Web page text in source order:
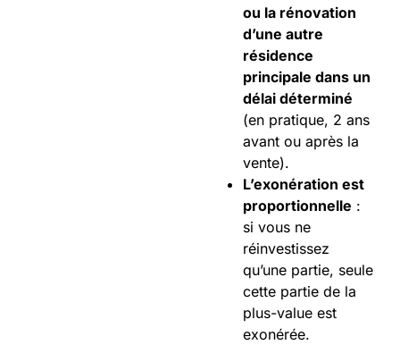
ou la rénovation
d’une autre
résidence
principale dans un
délai déterminé
(en pratique, 2 ans
avant ou après la
vente).
L’exonération est
proportionnelle :
si vous ne
réinvestissez
qu’une partie, seule
cette partie de la
plus-value est
exonérée.